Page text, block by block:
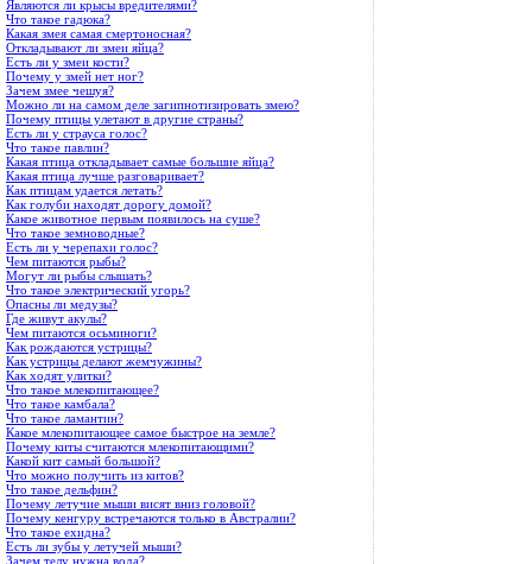
Являются ли крысы вредителями?
Что такое гадюка?
Какая змея самая смертоносная?
Откладывают ли змеи яйца?
Есть ли у змеи кости?
Почему у змей нет ног?
Зачем змее чешуя?
Можно ли на самом деле загипнотизировать змею?
Почему птицы улетают в другие страны?
Есть ли у страуса голос?
Что такое павлин?
Какая птица откладывает самые большие яйца?
Какая птица лучше разговаривает?
Как птицам удается летать?
Как голуби находят дорогу домой?
Какое животное первым появилось на суше?
Что такое земноводные?
Есть ли у черепахи голос?
Чем питаются рыбы?
Могут ли рыбы слышать?
Что такое электрический угорь?
Опасны ли медузы?
Где живут акулы?
Чем питаются осьминоги?
Как рождаются устрицы?
Как устрицы делают жемчужины?
Как ходят улитки?
Что такое млекопитающее?
Что такое камбала?
Что такое ламантин?
Какое млекопитающее самое быстрое на земле?
Почему киты считаются млекопита­ющими?
Какой кит самый большой?
Что можно получить из китов?
Что такое дельфин?
Почему летучие мыши висят вниз головой?
Почему кенгуру встречаются только в Австралии?
Что такое ехидна?
Есть ли зубы у летучей мыши?
Зачем телу нужна вода?